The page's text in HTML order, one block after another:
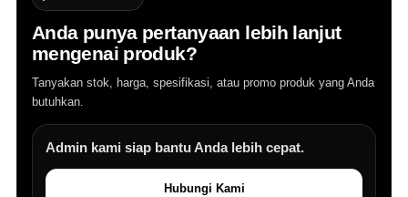
Anda punya pertanyaan lebih lanjut
mengenai produk?
Tanyakan stok, harga, spesifikasi, atau promo produk yang Anda
butuhkan.
Admin kami siap bantu Anda lebih cepat.
Hubungi Kami